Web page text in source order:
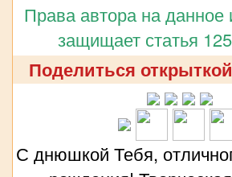
Права автора на данное
защищает статья
Поделиться
С днюшкой Тебя,